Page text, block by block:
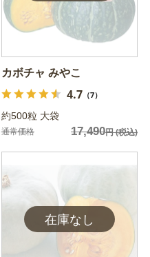
カボチャ みやこ
4.7（7）
約500粒 大袋
通常価格 17,490円(税込)